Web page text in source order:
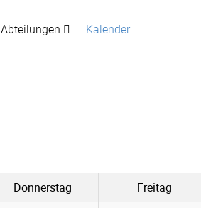
Abteilungen Kalender
Donnerstag Freitag